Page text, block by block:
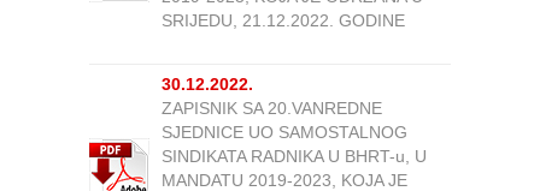
SRIJEDU, 21.12.2022. GODINE
30.12.2022.
ZAPISNIK SA 20.VANREDNE
SJEDNICE UO SAMOSTALNOG
SINDIKATA RADNIKA U BHRT-u, U
MANDATU 2019-2023, KOJA JE